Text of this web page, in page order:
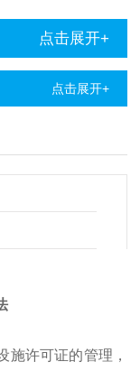
点击展开+
点击展开+
许可证的管理，